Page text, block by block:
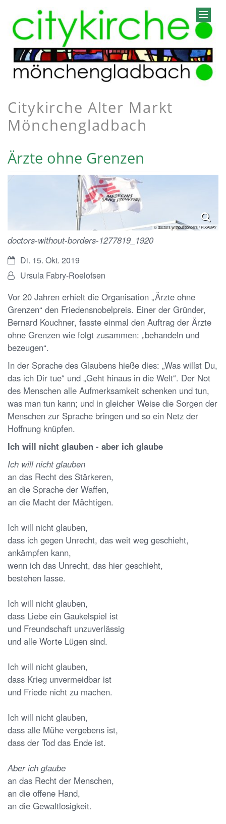
Citykirche Alter Markt
Mönchengladbach
Ärzte ohne Grenzen
© doctors without borders / PIXABAY
doctors-without-borders-1277819_1920
Datum:Di. 15. Okt. 2019
Von:Ursula Fabry-Roelofsen
Vor 20 Jahren erhielt die Organisation „Ärzte ohne
Grenzen“ den Friedensnobelpreis. Einer der Gründer,
Bernard Kouchner, fasste einmal den Auftrag der Ärzte
ohne Grenzen wie folgt zusammen: „behandeln und
bezeugen“.
In der Sprache des Glaubens hieße dies: „Was willst Du,
das ich Dir tue“ und „Geht hinaus in die Welt“. Der Not
des Menschen alle Aufmerksamkeit schenken und tun,
was man tun kann; und in gleicher Weise die Sorgen der
Menschen zur Sprache bringen und so ein Netz der
Hoffnung knüpfen.
Ich will nicht glauben - aber ich glaube
Ich will nicht glauben
an das Recht des Stärkeren,
an die Sprache der Waffen,
an die Macht der Mächtigen.
Ich will nicht glauben,
dass ich gegen Unrecht, das weit weg geschieht,
ankämpfen kann,
wenn ich das Unrecht, das hier geschieht,
bestehen lasse.
Ich will nicht glauben,
dass Liebe ein Gaukelspiel ist
und Freundschaft unzuverlässig
und alle Worte Lügen sind.
Ich will nicht glauben,
dass Krieg unvermeidbar ist
und Friede nicht zu machen.
Ich will nicht glauben,
dass alle Mühe vergebens ist,
dass der Tod das Ende ist.
Aber ich glaube
an das Recht der Menschen,
an die offene Hand,
an die Gewaltlosigkeit.